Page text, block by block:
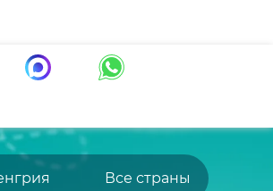
Все страны